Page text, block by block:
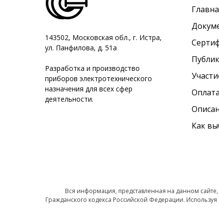
143502, Московская обл., г. Истра,
ул. Панфилова, д. 51а
Разработка и производство
приборов электротехнического
назначения для всех сфер
деятельности.
Как
Вся информация, представленная на данном
Гражданского кодекса Российской Федерации.